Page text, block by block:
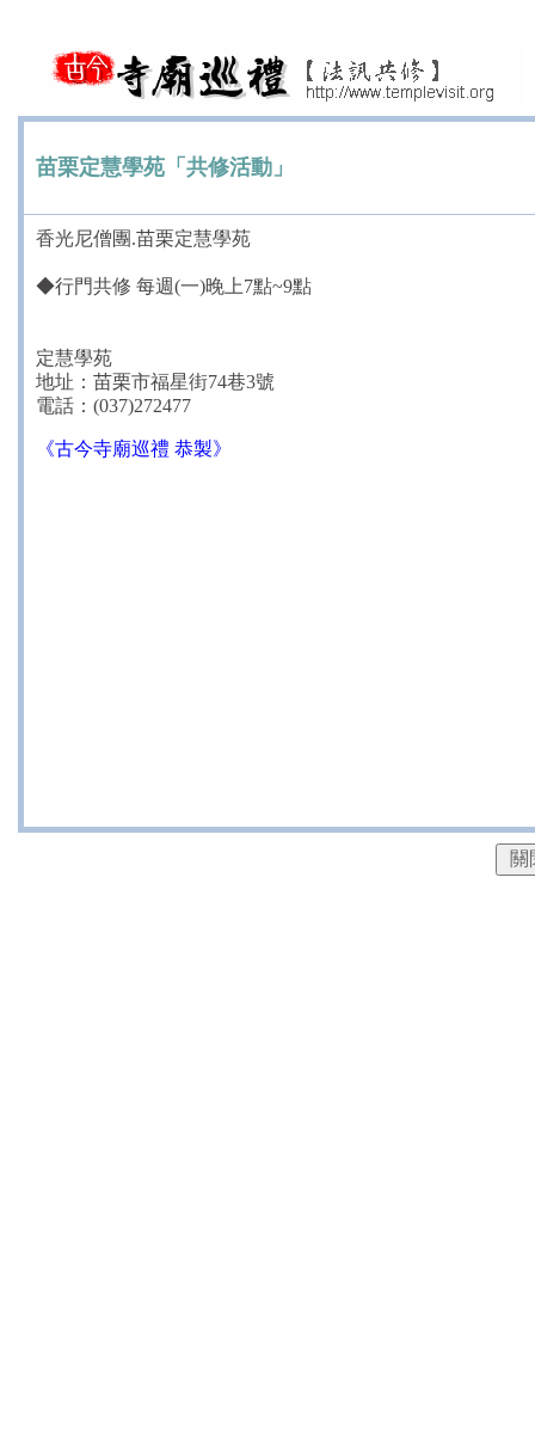
苗栗定慧學苑「共修活動」
香光尼僧團.苗栗定慧學苑
◆行門共修 每週(一)晚上7點~9點
定慧學苑
地址：苗栗市福星街74巷3號
電話：(037)272477
《古今寺廟巡禮 恭製》